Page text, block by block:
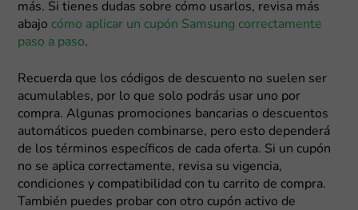
más. Si tienes dudas sobre cómo usarlos, revisa más
abajo cómo aplicar un cupón Samsung correctamente
paso a paso.
Recuerda que los códigos de descuento no suelen ser
acumulables, por lo que solo podrás usar uno por
compra. Algunas promociones bancarias o descuentos
automáticos pueden combinarse, pero esto dependerá
de los términos específicos de cada oferta. Si un cupón
no se aplica correctamente, revisa su vigencia,
condiciones y compatibilidad con tu carrito de compra.
También puedes probar con otro cupón activo de